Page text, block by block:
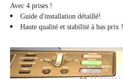
Avec 4 prises !
Guide d'installation détaillé!
Haute qualité et stabilité à bas prix !